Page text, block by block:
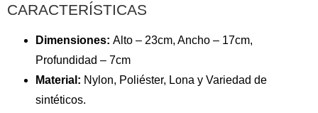
CARACTERÍSTICAS
Dimensiones: Alto – 23cm, Ancho – 17cm,
Profundidad – 7cm
Material: Nylon, Poliéster, Lona y Variedad de
sintéticos.